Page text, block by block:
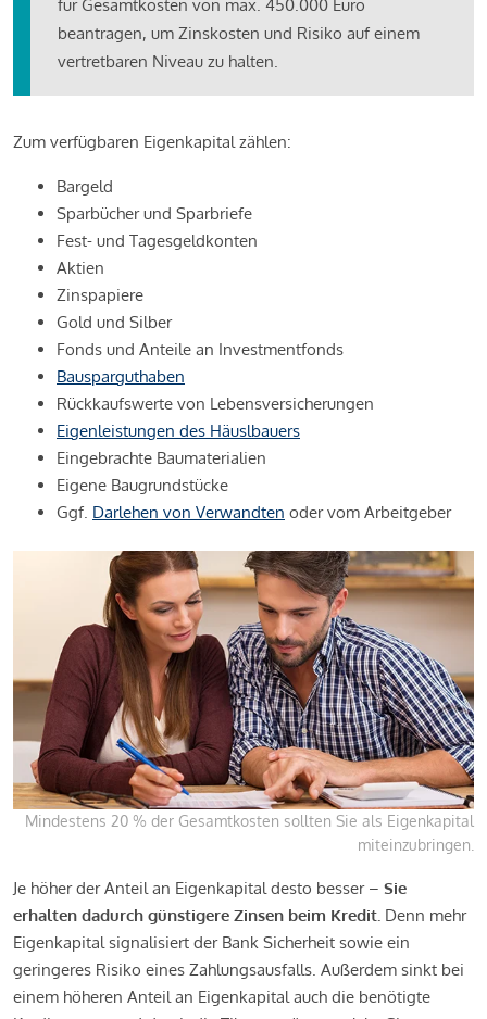
für Gesamtkosten von max. 450.000 Euro
beantragen, um Zinskosten und Risiko auf einem
vertretbaren Niveau zu halten.
Zum verfügbaren Eigenkapital zählen:
Bargeld
Sparbücher und Sparbriefe
Fest- und Tagesgeldkonten
Aktien
Zinspapiere
Gold und Silber
Fonds und Anteile an Investmentfonds
Bausparguthaben
Rückkaufswerte von Lebensversicherungen
Eigenleistungen des Häuslbauers
Eingebrachte Baumaterialien
Eigene Baugrundstücke
Ggf. Darlehen von Verwandten oder vom Arbeitgeber
Mindestens 20 % der Gesamtkosten sollten Sie als Eigenkapital
miteinzubringen.
Je höher der Anteil an Eigenkapital desto besser – Sie
erhalten dadurch günstigere Zinsen beim Kredit. Denn mehr
Eigenkapital signalisiert der Bank Sicherheit sowie ein
geringeres Risiko eines Zahlungsausfalls. Außerdem sinkt bei
einem höheren Anteil an Eigenkapital auch die benötigte